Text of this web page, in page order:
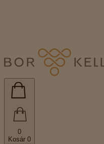
0
Kosár 0